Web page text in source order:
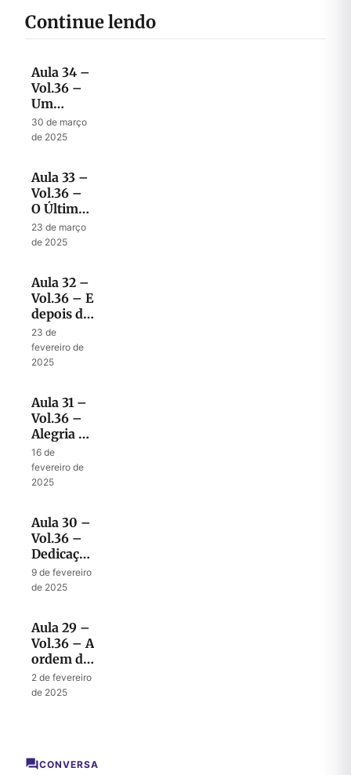
Continue lendo
Aula 34 –
Vol.36 –
Um
Homem
Consumido
de Deus
30 de março
de 2025
Aula 33 –
Vol.36 –
O Último
Capítulo
da
23 de março
de 2025
Aula 32 –
Vol.36 – E
depois da
celebração?
23 de
fevereiro de
2025
Aula 31 –
Vol.36 –
Alegria na
Restauração
Parcial
16 de
fevereiro de
2025
Aula 30 –
Vol.36 –
Dedicação
dos
Muros e
9 de fevereiro
de 2025
Aula 29 –
Vol.36 – A
ordem da
Cidade
Santa
2 de fevereiro
de 2025
CONVERSA